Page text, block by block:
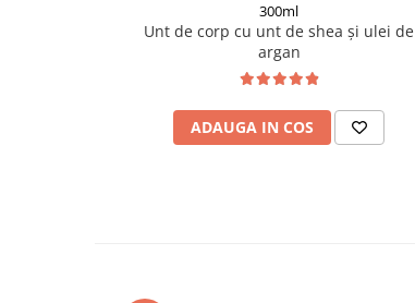
300ml
Unt de corp cu unt de shea și ulei de
argan
ADAUGA IN COS